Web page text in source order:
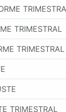
TRIMESTRAL
TRIMESTRAL
TRIMESTRAL